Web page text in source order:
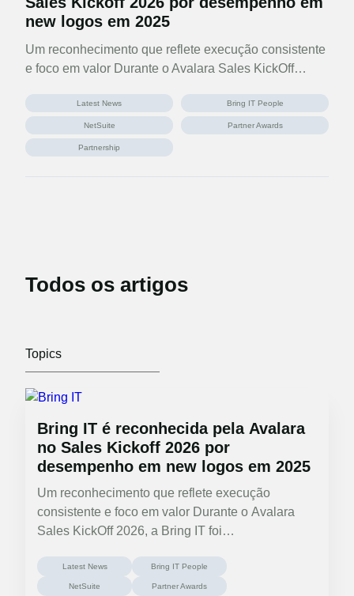
new logos em 2025
Um reconhecimento que reflete execução consistente
e foco em valor Durante o Avalara Sales KickOff…
Latest News Bring IT People
NetSuite Partner Awards
Partnership
Todos os artigos
Bring IT é reconhecida pela Avalara
no Sales Kickoff 2026 por
desempenho em new logos em 2025
Um reconhecimento que reflete execução
consistente e foco em valor Durante o Avalara
Sales KickOff 2026, a Bring IT foi…
Latest News Bring IT People
NetSuite Partner Awards